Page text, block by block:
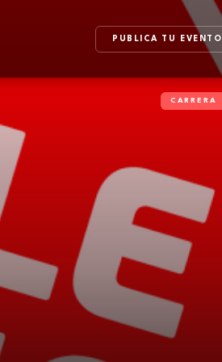
PUBLICA TU EVENTO
CARRERA